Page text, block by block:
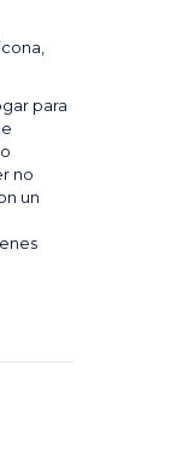
para
no
un